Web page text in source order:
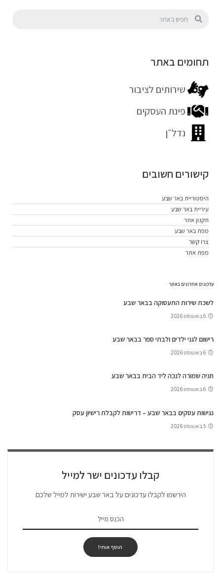
תחומים באתר
שירותים לציבור
פינת העסקים
נדל״ן
קישורים חשובים
היסטוריית באר שבע
עיריית באר שבע
תקנון אתר
מפת באר שבע
צרו קשר
מפת אתר
עדכונים אחרונים באתר
לשכת שירות התעסוקה בבאר שבע
6 באוגוסט 2026
רישום לגני ילדים ולבתי ספר בבאר שבע
6 באוגוסט 2026
חניה שמורה לנכה ליד הבית בבאר שבע
6 באוגוסט 2026
נגישות עסקים בבאר שבע – דרישות לקבלת רישיון עסק
5 באוגוסט 2026
קבלו עדכונים ישר למייל
הירשמו לקבלו עדכונים על באר שבע ישירות למייל שלכם
הוסף אותי!